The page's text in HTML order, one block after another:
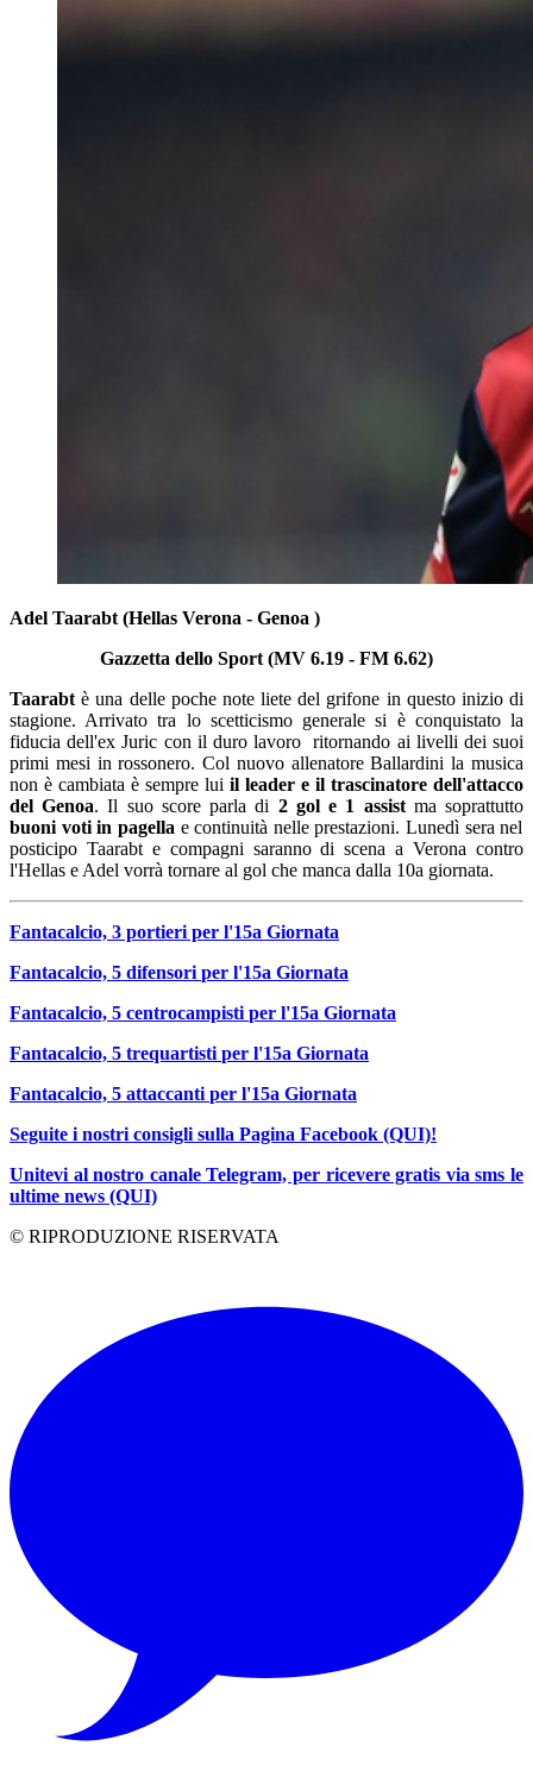
Adel Taarabt (Hellas Verona - Genoa )
Gazzetta dello Sport (MV 6.19 - FM 6.62)
Taarabt è una delle poche note liete del grifone in questo inizio di
stagione. Arrivato tra lo scetticismo generale si è conquistato la
fiducia dell'ex Juric con il duro lavoro ritornando ai livelli dei suoi
primi mesi in rossonero. Col nuovo allenatore Ballardini la musica
non è cambiata è sempre lui il leader e il trascinatore dell'attacco
del Genoa. Il suo score parla di 2 gol e 1 assistma soprattutto
buoni voti in pagella e continuità nelle prestazioni. Lunedì sera nel
posticipo Taarabt e compagni saranno di scena a Verona contro
l'Hellas e Adel vorrà tornare al gol che manca dalla 10a giornata.
Fantacalcio, 3 portieri per l'15a Giornata
Fantacalcio, 5 difensori per l'15a Giornata
Fantacalcio, 5 centrocampisti per l'15a Giornata
Fantacalcio, 5 trequartisti per l'15a Giornata
Fantacalcio, 5 attaccanti per l'15a Giornata
Seguite i nostri consigli sulla Pagina Facebook (QUI)!
Unitevi al nostro canale Telegram, per ricevere gratis via sms le
ultime news (QUI)
© RIPRODUZIONE RISERVATA